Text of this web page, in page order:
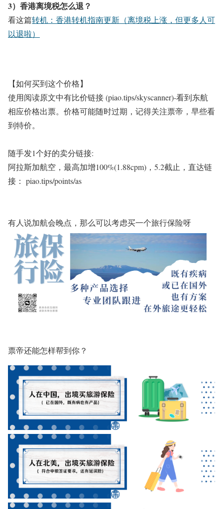
3）香港离境税怎么退？
看这篇转机：香港转机指南更新（离境税上涨，但更多人可
以退啦）
【如何买到这个价格】
使用阅读原文中有比价链接 (piao.tips/skyscanner)-看到东航
相应价格出票。价格可能随时过期，记得关注票帝，早些看
到特价。
随手发1个好的卖分链接:
阿拉斯加航空，最高加增100%(1.88cpm)，5.2截止，直达链
接： piao.tips/points/as
有人说加航会晚点，那么可以考虑买一个旅行保险呀
票帝还能怎样帮到你？